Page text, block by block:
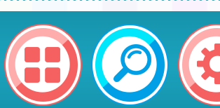
務局辦理115年「消保
勵貴校3至6年級學生，
區新勢國民小學